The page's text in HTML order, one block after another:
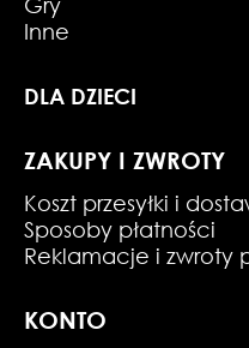
Inne
DLA DZIECI
ZAKUPY I ZWROTY
Koszt przesyłki i
Sposoby płatności
Reklamacje i zwroty
KONTO